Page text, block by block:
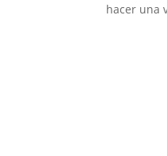
hacer una